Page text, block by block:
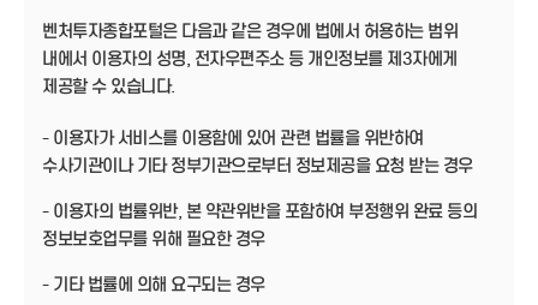
벤처투자종합포털은 다음과 같은 경우에 법에서 허용하는 범위
내에서 이용자의 성명, 전자우편주소 등 개인정보를 제3자에게
제공할 수 있습니다.
- 이용자가 서비스를 이용함에 있어 관련 법률을 위반하여
수사기관이나 기타 정부기관으로부터 정보제공을 요청 받는 경우
- 이용자의 법률위반, 본 약관위반을 포함하여 부정행위 완료 등의
정보보호업무를 위해 필요한 경우
- 기타 법률에 의해 요구되는 경우